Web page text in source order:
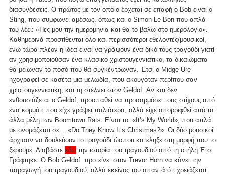
διασυνδέσεις. Ο πρώτος με τον οποίο έρχεται σε επαφή ο Bob είναι ο
Sting, που συμφωνεί αμέσως, όπως και ο Simon Le Bon που απλά
του λέει: «Πες μου την ημερομηνία και θα το βάλω στο ημερολόγιο».
Καθημερινά προστίθενται όλο και περισσότεροι εθελοντές/μουσικοί,
ενώ τώρα πλέον η ιδέα είναι να γράψουν ένα δικό τους τραγούδι γιατί
αν χρησιμοποιούσαν ένα κλασικό χριστουγεννιάτικο, τα δικαιώματα
θα μείωναν το ποσό που θα συγκέντρωναν. Έτσι ο Midge Ure
ηχογραφεί σε κασέτα μια μελωδία, που ακουγόταν περίπου σαν
χριστουγεννιάτικη, και τη στέλνει στον Geldof. Αν και δεν
ενθουσιάζεται ο Geldof, προσπαθεί να προσαρμόσει τους στίχους από
ένα κομμάτι που είχε γράψει παλιότερα, αλλά είχε απορριφθεί από τα
άλλα μέλη των Boomtown Rats. Είναι το «It’s My World», που απλά
μετονομάζεται σε …«Do They Know It’s Christmas?». Οι δύο μουσικοί
άρχισαν να δουλεύουν το τραγούδι ώσπου κατέληξε στη μορφή που το
ξέρουμε. Διαβάστε εδώ την ιστορία του τραγουδιού από τη στήλη Έτσι
Γράφτηκε. Ο Bob Geldof προτείνει στον Trevor Horn να κάνει την
παραγωγή του τραγουδιού, αλλά εκείνος του απαντά ότι χρειάζεται